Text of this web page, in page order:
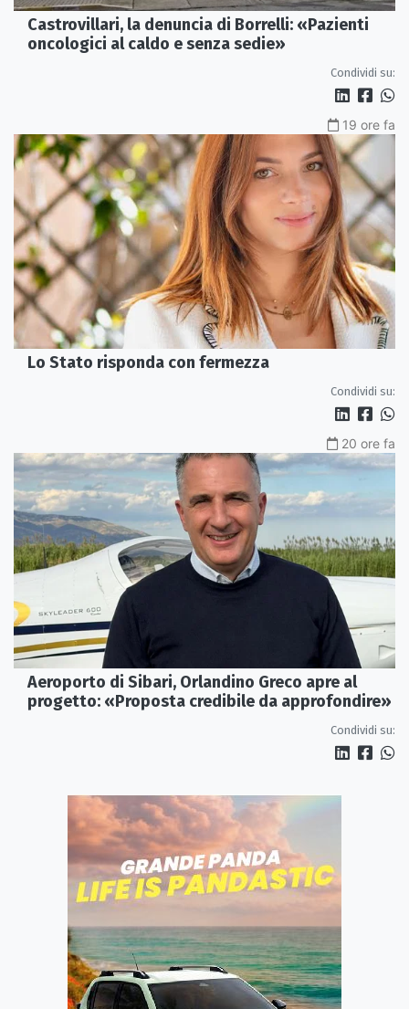
Castrovillari, la denuncia di Borrelli: «Pazienti
oncologici al caldo e senza sedie»
Condividi su:
19 ore fa
Lo Stato risponda con fermezza
Condividi su:
20 ore fa
Aeroporto di Sibari, Orlandino Greco apre al
progetto: «Proposta credibile da approfondire»
Condividi su: